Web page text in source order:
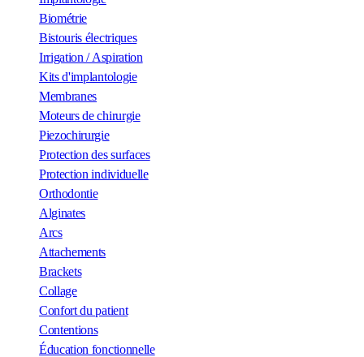
Biométrie
Bistouris électriques
Irrigation / Aspiration
Kits d'implantologie
Membranes
Moteurs de chirurgie
Piezochirurgie
Protection des surfaces
Protection individuelle
Orthodontie
Alginates
Arcs
Attachements
Brackets
Collage
Confort du patient
Contentions
Éducation fonctionnelle